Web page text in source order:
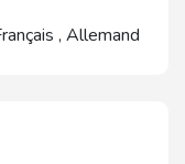
, Allemand